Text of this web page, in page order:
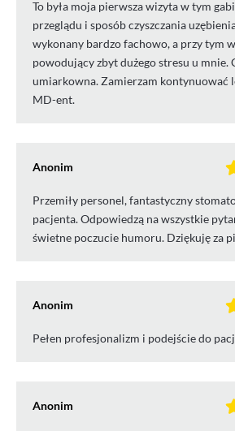
To była moja pierwsza wizyta w tym
przeglądu i sposób czyszczania
wykonany bardzo fachowo, a przy tym
powodujący zbyt dużego stresu u mnie.
umiarkowna. Zamierzam kontynuować
MD-ent.
Anonim
Przemiły personel, fantastyczny
pacjenta. Odpowiedzą na wszystkie
świetne poczucie humoru. Dziękuję za
Anonim
Pełen profesjonalizm i podejście do
Anonim